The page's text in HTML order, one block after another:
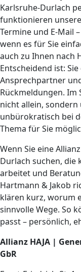
Karlsruhe-Durlach
funktionieren
Termine und E‑Mail
wenn es für Sie
auch zu Ihnen nach
Entscheidend ist:
Ansprechpartner
Rückmeldungen. Im
nicht allein,
unbürokratisch bei
Thema für Sie
Wenn Sie eine
Durlach suchen,
arbeitet und
Hartmann & Jakob
klären kurz, worum
sinnvolle Wege. So
passt – persönlich,
Allianz HAJA |
GbR